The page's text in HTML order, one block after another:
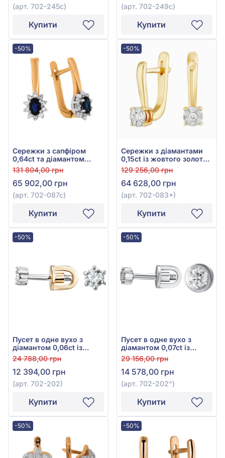
(арт. 702-245с)
Купити
(арт. 702-249с)
Купити
-50%
Сережки з сапфіром
0,64ct та діамантом
0,27ct із червоно-білого
золота 585°, арт. 702-
087с
131 804,00 грн
65 902,00 грн
(арт. 702-087с)
Купити
-50%
Сережки з діамантами
0,15ct із жовтого золота
585°, арт. 702-083*
129 256,00 грн
64 628,00 грн
(арт. 702-083*)
Купити
-50%
Пусет в одне вухо з
діамантом 0,06ct із
червоно-білого золота
585°, арт. 702-202
24 788,00 грн
12 394,00 грн
(арт. 702-202)
Купити
-50%
Пусет в одне вухо з
діамантом 0,07ct із
білого золота 585°, арт.
702-202^
29 156,00 грн
14 578,00 грн
(арт. 702-202^)
Купити
-50% -50%